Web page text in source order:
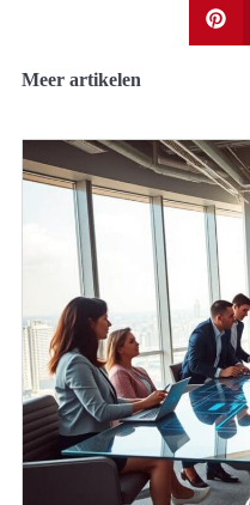
Meer artikelen